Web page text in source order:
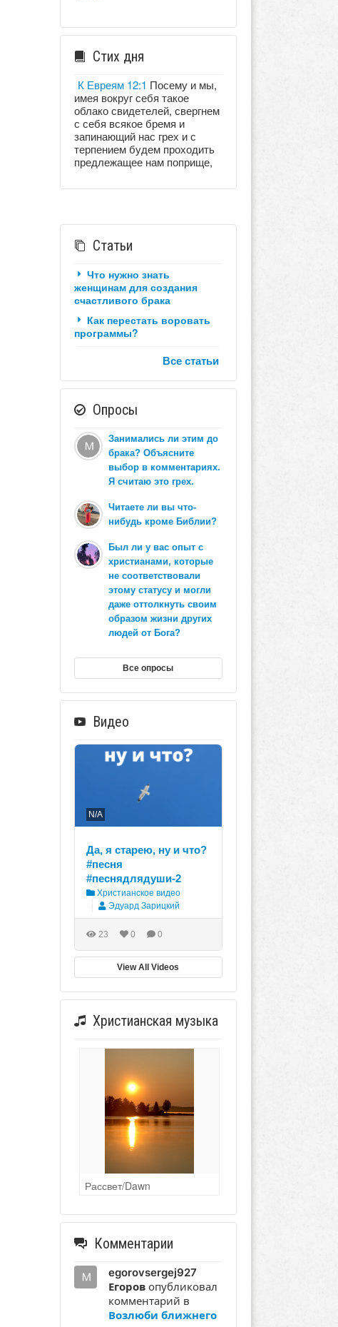
Стих дня
К Евреям 12:1 Посему и мы,
имея вокруг себя такое
облако свидетелей, свергнем
с себя всякое бремя и
запинающий нас грех и с
терпением будем проходить
предлежащее нам поприще,
Статьи
Что нужно знать
женщинам для создания
счастливого брака
Как перестать воровать
программы?
Все статьи
Опросы
Занимались ли этим до
брака? Объясните
выбор в комментариях.
Я считаю это грех.
Читаете ли вы что-
нибудь кроме Библии?
Был ли у вас опыт с
христианами, которые
не соответствовали
этому статусу и могли
даже оттолкнуть своим
образом жизни других
людей от Бога?
Все опросы
Видео
N/A
Да, я старею, ну и что?
#песня
#песнядлядуши-2
Христианское видео
Эдуард Зарицкий
23 0 0
View All Videos
Христианская музыка
Рассвет/Dawn
Комментарии
egorovsergej927
Егоровопубликовал
комментарий в
Возлюби ближнего